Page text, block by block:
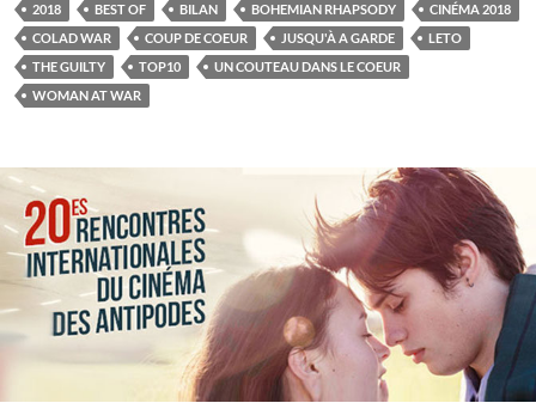
2018 BEST OF BILAN BOHEMIAN RHAPSODY
CINÉMA 2018
COLAD WAR
COUP DE COEUR JUSQU'À A GARDE
LETO
THE GUILTY
TOP10
UN COUTEAU DANS LE COEUR
WOMAN AT WAR